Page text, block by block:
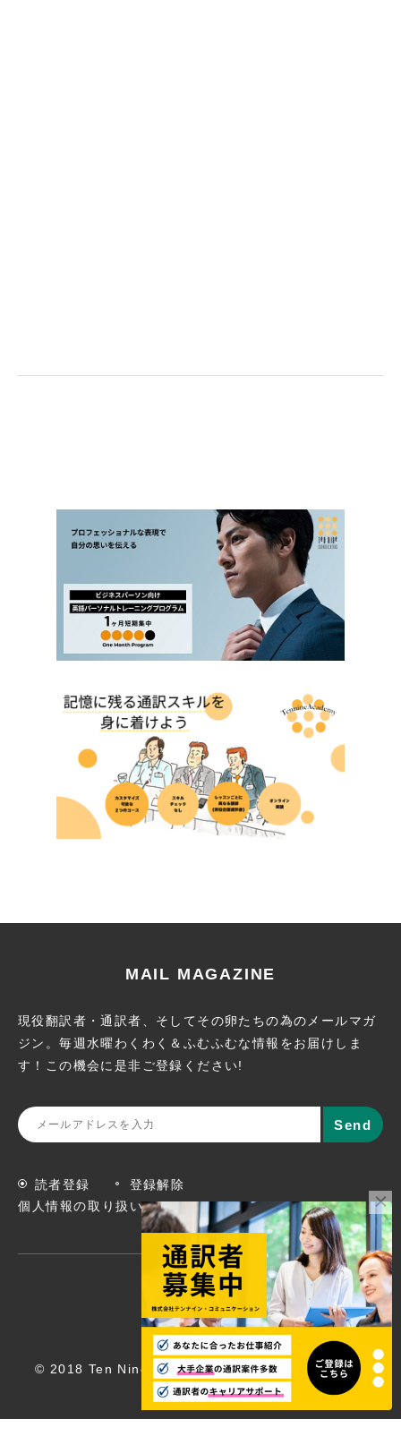
MAIL MAGAZINE
現役翻訳者・通訳者、そしてその卵たちの為のメールマガ
ジン。毎週水曜わくわく＆ふむふむな情報をお届けしま
す！この機会に 是非ご登録ください!
読者登録
登録解除
個人情報の取り扱いについて
© 2018 Ten Nine Communications, Inc. All rights
reserved.